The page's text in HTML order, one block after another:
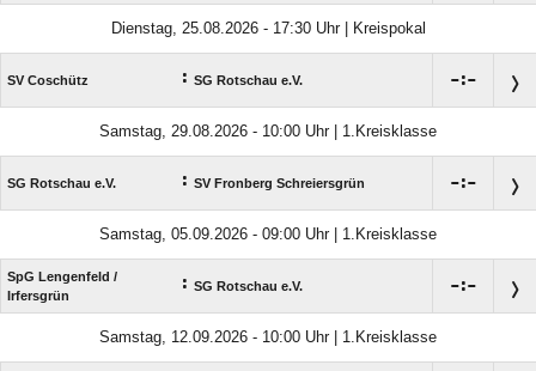
Dienstag, 25.08.2026 - 17:30 Uhr | Kreispokal
SV Coschütz : SG Rotschau e.V. :
Samstag, 29.08.2026 - 10:00 Uhr | 1.Kreisklasse
SG Rotschau e.V. : SV Fronberg Schreiersgrün :
Samstag, 05.09.2026 - 09:00 Uhr | 1.Kreisklasse
SpG Lengenfeld /​
Irfersgrün
: SG Rotschau e.V. :
Samstag, 12.09.2026 - 10:00 Uhr | 1.Kreisklasse